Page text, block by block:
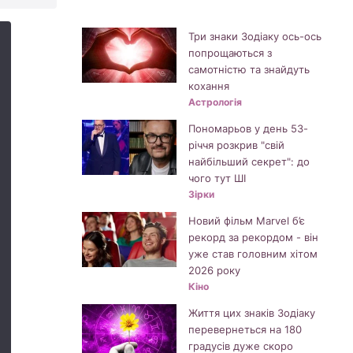
Три знаки Зодіаку ось-ось
попрощаються з
самотністю та знайдуть
кохання
Астрологія
Пономарьов у день 53-
річчя розкрив "свій
найбільший секрет": до
чого тут ШІ
Зірки
Новий фільм Marvel б’є
рекорд за рекордом - він
уже став головним хітом
2026 року
Кіно
Життя цих знаків Зодіаку
перевернеться на 180
градусів дуже скоро